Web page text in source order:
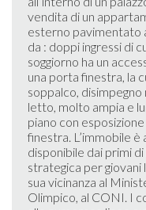
vendita di un
esterno pavimentato
da : doppi ingressi di
soggiorno ha un
una porta finestra, la
soppalco,
letto, molto ampia e
piano con
finestra. L’immobile
disponibile dai primi
strategica per
sua vicinanza al
Olimpico, al CONI. I